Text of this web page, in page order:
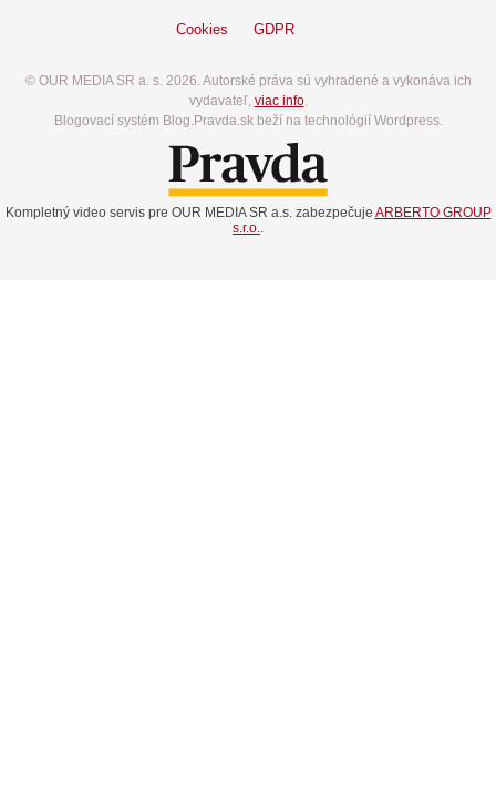
Cookies GDPR
© OUR MEDIA SR a. s. 2026. Autorské práva sú vyhradené a vykonáva ich
vydavateľ, viac info.
Blogovací systém Blog.Pravda.sk beží na technológií Wordpress.
Kompletný video servis pre OUR MEDIA SR a.s. zabezpečuje ARBERTO GROUP
s.r.o..